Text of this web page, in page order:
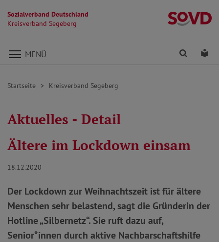
Sozialverband Deutschland
Kreisverband Segeberg
Direkt zu den Inhalten springen
MENÜ Finden
Startseite Kreisverband Segeberg
Aktuelles - Detail
Ältere im Lockdown einsam
18.12.2020
Der Lockdown zur Weihnachtszeit ist für ältere
Menschen sehr belastend, sagt die Gründerin der
Hotline „Silbernetz“. Sie ruft dazu auf,
Senior*innen durch aktive Nachbarschaftshilfe